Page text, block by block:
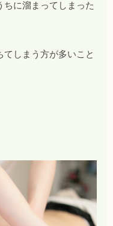
ちに溜まってしまった
てしまう方が多いこと